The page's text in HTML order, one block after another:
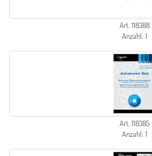
Art. 118388
Anzahl: 1
Art. 118385
Anzahl: 1